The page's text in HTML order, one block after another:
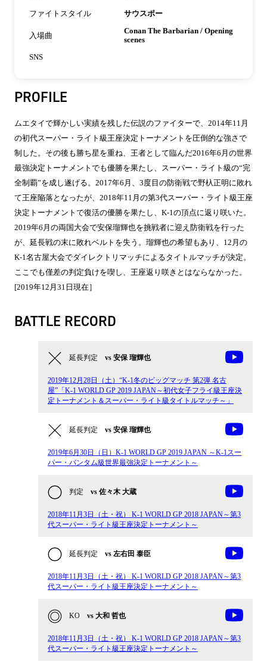
ファイトスタイル サウスポー
入場曲
Conan The Barbarian / Opening
scenes
SNS
PROFILE
ムエタイで輝かしい実績を残した伝説のファイターで、2014年11月
の初代スーパー・ライト級王座決定トーナメントを圧倒的な強さで
制した。その後も勝ち星を重ね、王者として臨んだ2016年6月の世界
最強決定トーナメントでも優勝を果たし、スーパー・ライト級の“完
全制覇”を成し遂げる。2017年6月、3度目の防衛戦で野杁正明に敗れ
て王座陥落となったが、2018年11月の第3代スーパー・ライト級王座
決定トーナメントで復活の優勝を果たし、K-1の頂点に返り咲いた。
2019年6月の両国大会で安保瑠輝也を挑戦者に迎え防衛戦を行った
が、延長戦の末に敗れベルトを失う。瑠輝也の希望もあり、12月の
K-1名古屋大会でダイレクトリマッチによるタイトルマッチが決定。
ここでも僅差の判定負けを喫し、王座返り咲きとはならなかった。
[2019年12月31日現在］
BATTLE RECORD
延長判定 vs 安保 瑠輝也
2019年12月28日（土）“K-1冬のビッグマッチ 第2弾 名古
屋”「K-1 WORLD GP 2019 JAPAN～初代女子フライ級王座決
定トーナメント＆スーパー・ライト級タイトルマッチ～」
延長判定 vs 安保 瑠輝也
2019年6月30日（日）K-1 WORLD GP 2019 JAPAN ～K-1スー
パー・バンタム級世界最強決定トーナメント～
判定 vs 佐々木 大蔵
2018年11月3日（土・祝） K-1 WORLD GP 2018 JAPAN～第3
代スーパー・ライト級王座決定トーナメント～
延長判定 vs 左右田 泰臣
2018年11月3日（土・祝） K-1 WORLD GP 2018 JAPAN～第3
代スーパー・ライト級王座決定トーナメント～
KO vs 大和 哲也
2018年11月3日（土・祝） K-1 WORLD GP 2018 JAPAN～第3
代スーパー・ライト級王座決定トーナメント～